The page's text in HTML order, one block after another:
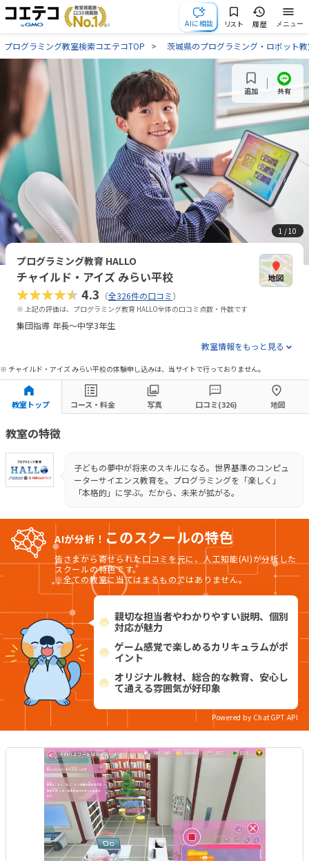
AIに相談 リスト 履歴 メニュー
プログラミング教室検索コエテコTOP 茨城県のプログラミング・ロボット
1 / 10
追加 共有
プログラミング教育 HALLO
チャイルド・アイズ みらい平校
★★★★★4.3 （全326件の口コミ）
※ 上記の評価は、プログラミング教育 HALLO全体の口コミ点数・件数です
集団指導 年長～中学3年生
教室情報をもっと見る
※ チャイルド・アイズ みらい平校の体験申し込みは、当サイトで行っておりません。
教室トップ コース・料金 写真 口コミ(326) 地図
教室の特徴
子どもの夢中が将来のスキルになる。世界基準のコンピュ
ーターサイエンス教育を。プログラミングを「楽しく」
「本格的」に学ぶ。だから、未来が拡がる。
AIが分析！ このスクールの特色
皆さまから寄せられた口コミを元に、人工知能(AI)が分析した
スクールの特色です。
※全ての教室に当てはまるものではありません。
親切な担当者やわかりやすい説明、個別
対応が魅力
ゲーム感覚で楽しめるカリキュラムがポ
イント
オリジナル教材、総合的な教育、安心し
て通える雰囲気が好印象
Powered by ChatGPT API